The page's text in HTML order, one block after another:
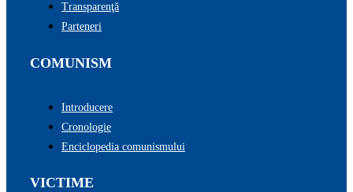
Transparenţă
Parteneri
COMUNISM
Introducere
Cronologie
Enciclopedia comunismului
VICTIME